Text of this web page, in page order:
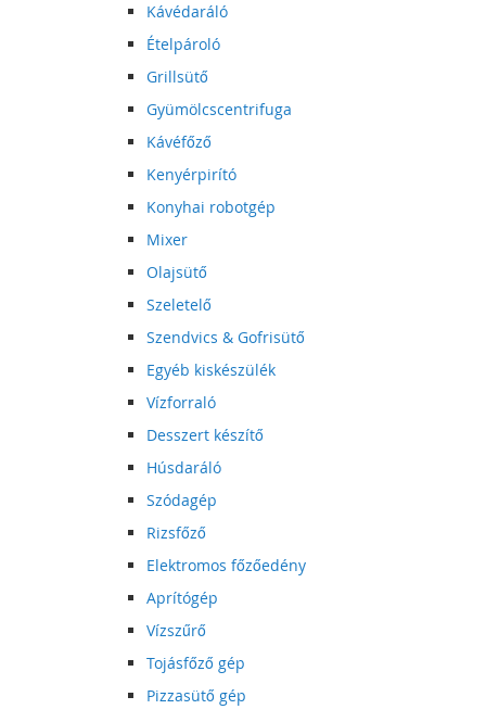
Kávédaráló
Ételpároló
Grillsütő
Gyümölcscentrifuga
Kávéfőző
Kenyérpirító
Konyhai robotgép
Mixer
Olajsütő
Szeletelő
Szendvics & Gofrisütő
Egyéb kiskészülék
Vízforraló
Desszert készítő
Húsdaráló
Szódagép
Rizsfőző
Elektromos főzőedény
Aprítógép
Vízszűrő
Tojásfőző gép
Pizzasütő gép